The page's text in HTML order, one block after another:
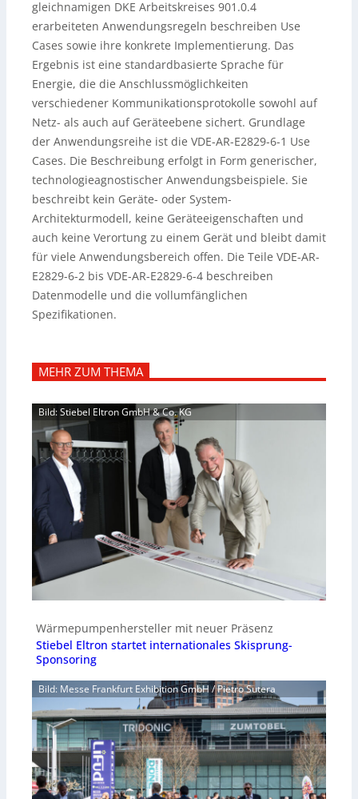
gleichnamigen DKE Arbeitskreises 901.0.4
erarbeiteten Anwendungsregeln beschreiben Use
Cases sowie ihre konkrete Implementierung. Das
Ergebnis ist eine standardbasierte Sprache für
Energie, die die Anschlussmöglichkeiten
verschiedener Kommunikationsprotokolle sowohl auf
Netz- als auch auf Geräteebene sichert. Grundlage
der Anwendungsreihe ist die VDE-AR-E2829-6-1 Use
Cases. Die Beschreibung erfolgt in Form generischer,
technologieagnostischer Anwendungsbeispiele. Sie
beschreibt kein Geräte- oder System-
Architekturmodell, keine Geräteeigenschaften und
auch keine Verortung zu einem Gerät und bleibt damit
für viele Anwendungsbereich offen. Die Teile VDE-AR-
E2829-6-2 bis VDE-AR-E2829-6-4 beschreiben
Datenmodelle und die vollumfänglichen
Spezifikationen.
MEHR ZUM THEMA
Bild: Stiebel Eltron GmbH & Co. KG
Wärmepumpenhersteller mit neuer Präsenz
Stiebel Eltron startet internationales Skisprung-
Sponsoring
Bild: Messe Frankfurt Exhibition GmbH / Pietro Sutera